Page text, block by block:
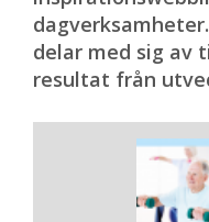
delar med sig av
resultat från